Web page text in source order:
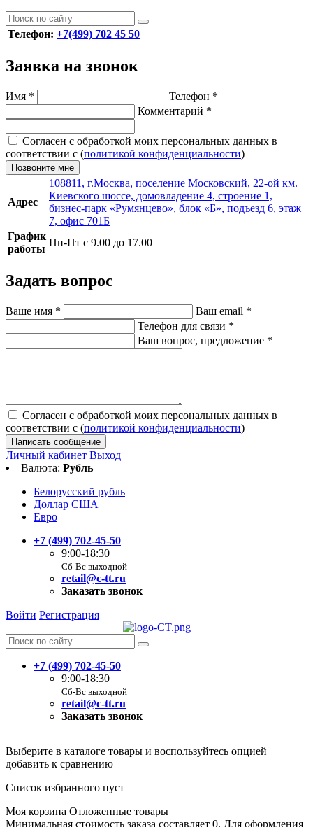
Телефон: +7(499) 702 45 50
Заявка на звонок
Имя * Телефон *
Комментарий *
Согласен с обработкой моих персональных данных в
соответствии с (политикой конфиденциальности)
Позвоните мне
Адрес
108811, г.Москва, поселение Московский, 22-ой км.
Киевского шоссе, домовладение 4, строение 1,
бизнес-парк «Румянцево», блок «Б», подъезд 6, этаж
7, офис 701Б
График
работы
Пн-Пт с 9.00 до 17.00
Задать вопрос
Ваше имя * Ваш email *
Телефон для связи *
Ваш вопрос, предложение *
Согласен с обработкой моих персональных данных в
соответствии с (политикой конфиденциальности)
Написать сообщение
Личный кабинет Выход
Валюта: Рубль
Белорусский рубль
Доллар США
Евро
+7 (499) 702-45-50
9:00-18:30
Сб-Вс выходной
retail@c-tt.ru
Заказать звонок
Войти Регистрация
+7 (499) 702-45-50
9:00-18:30
Сб-Вс выходной
retail@c-tt.ru
Заказать звонок
Выберите в каталоге товары и воспользуйтесь опцией
добавить к сравнению
Список избранного пуст
Моя корзина Отложенные товары
Минимальная стоимость заказа составляет 0. Для оформления